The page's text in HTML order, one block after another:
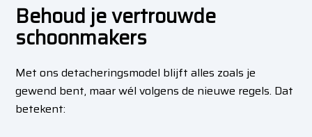
Behoud je vertrouwde
schoonmakers
Met ons detacheringsmodel blijft alles zoals je
gewend bent, maar wél volgens de nieuwe regels. Dat
betekent: